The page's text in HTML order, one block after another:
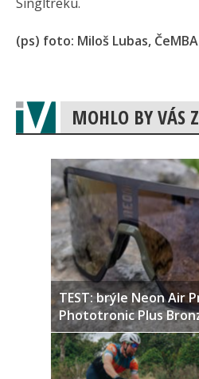
(ps) foto: Miloš Lubas, ČeMBA
MOHLO BY VÁS
TEST: brýle Neon Air
Phototronic Plus